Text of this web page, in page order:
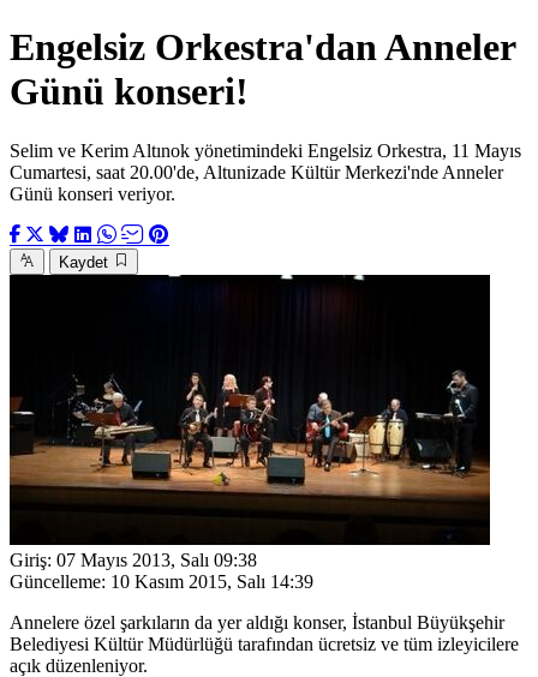
Engelsiz Orkestra'dan Anneler
Günü konseri!
Selim ve Kerim Altınok yönetimindeki Engelsiz Orkestra, 11 Mayıs
Cumartesi, saat 20.00'de, Altunizade Kültür Merkezi'nde Anneler
Günü konseri veriyor.
Kaydet
Giriş: 07 Mayıs 2013, Salı 09:38
Güncelleme: 10 Kasım 2015, Salı 14:39
Annelere özel şarkıların da yer aldığı konser, İstanbul Büyükşehir
Belediyesi Kültür Müdürlüğü tarafından ücretsiz ve tüm izleyicilere
açık düzenleniyor.